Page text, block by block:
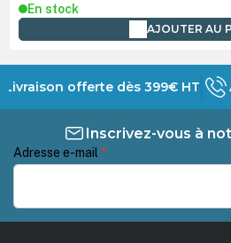
En stock
AJOUTER AU
Livraison offerte dès 399€ HT
Inscrivez-vous à
Adresse e-mail *